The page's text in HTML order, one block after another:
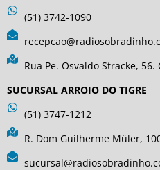
(51) 3742-1090
Rua Pe. Osvaldo Stracke,
SUCURSAL ARROIO DO TIGRE
(51) 3747-1212
R. Dom Guilherme Müler,